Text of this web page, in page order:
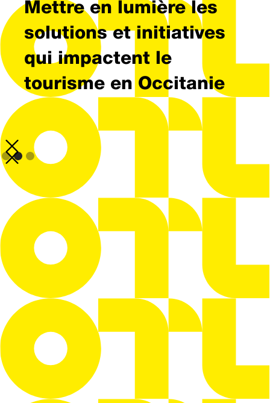
Mettre en lumière les
solutions et initiatives
qui impactent le
tourisme en Occitanie
Slide 2 of 3.